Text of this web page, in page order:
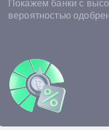
Покажем банки с
вероятностью